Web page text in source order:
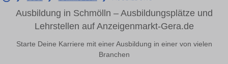
Ausbildung in Schmölln – Ausbildungsplätze und
Lehrstellen auf Anzeigenmarkt-Gera.de
Starte Deine Karriere mit einer Ausbildung in einer von vielen
Branchen